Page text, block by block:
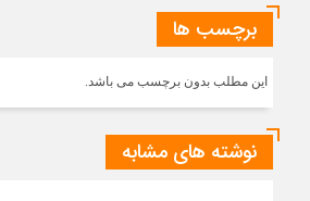
برچسب ها
این مطلب بدون برچسب می باشد.
نوشته های مشابه